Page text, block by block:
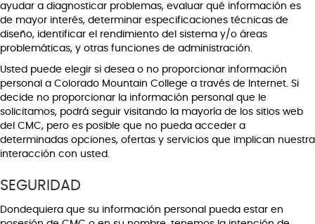
ayudar a diagnosticar problemas, evaluar qué información es
de mayor interés, determinar especificaciones técnicas de
diseño, identificar el rendimiento del sistema y/o áreas
problemáticas, y otras funciones de administración.
Usted puede elegir si desea o no proporcionar información
personal a Colorado Mountain College a través de Internet. Si
decide no proporcionar la información personal que le
solicitamos, podrá seguir visitando la mayoría de los sitios web
del CMC, pero es posible que no pueda acceder a
determinadas opciones, ofertas y servicios que implican nuestra
interacción con usted.
SEGURIDAD
Dondequiera que su información personal pueda estar en